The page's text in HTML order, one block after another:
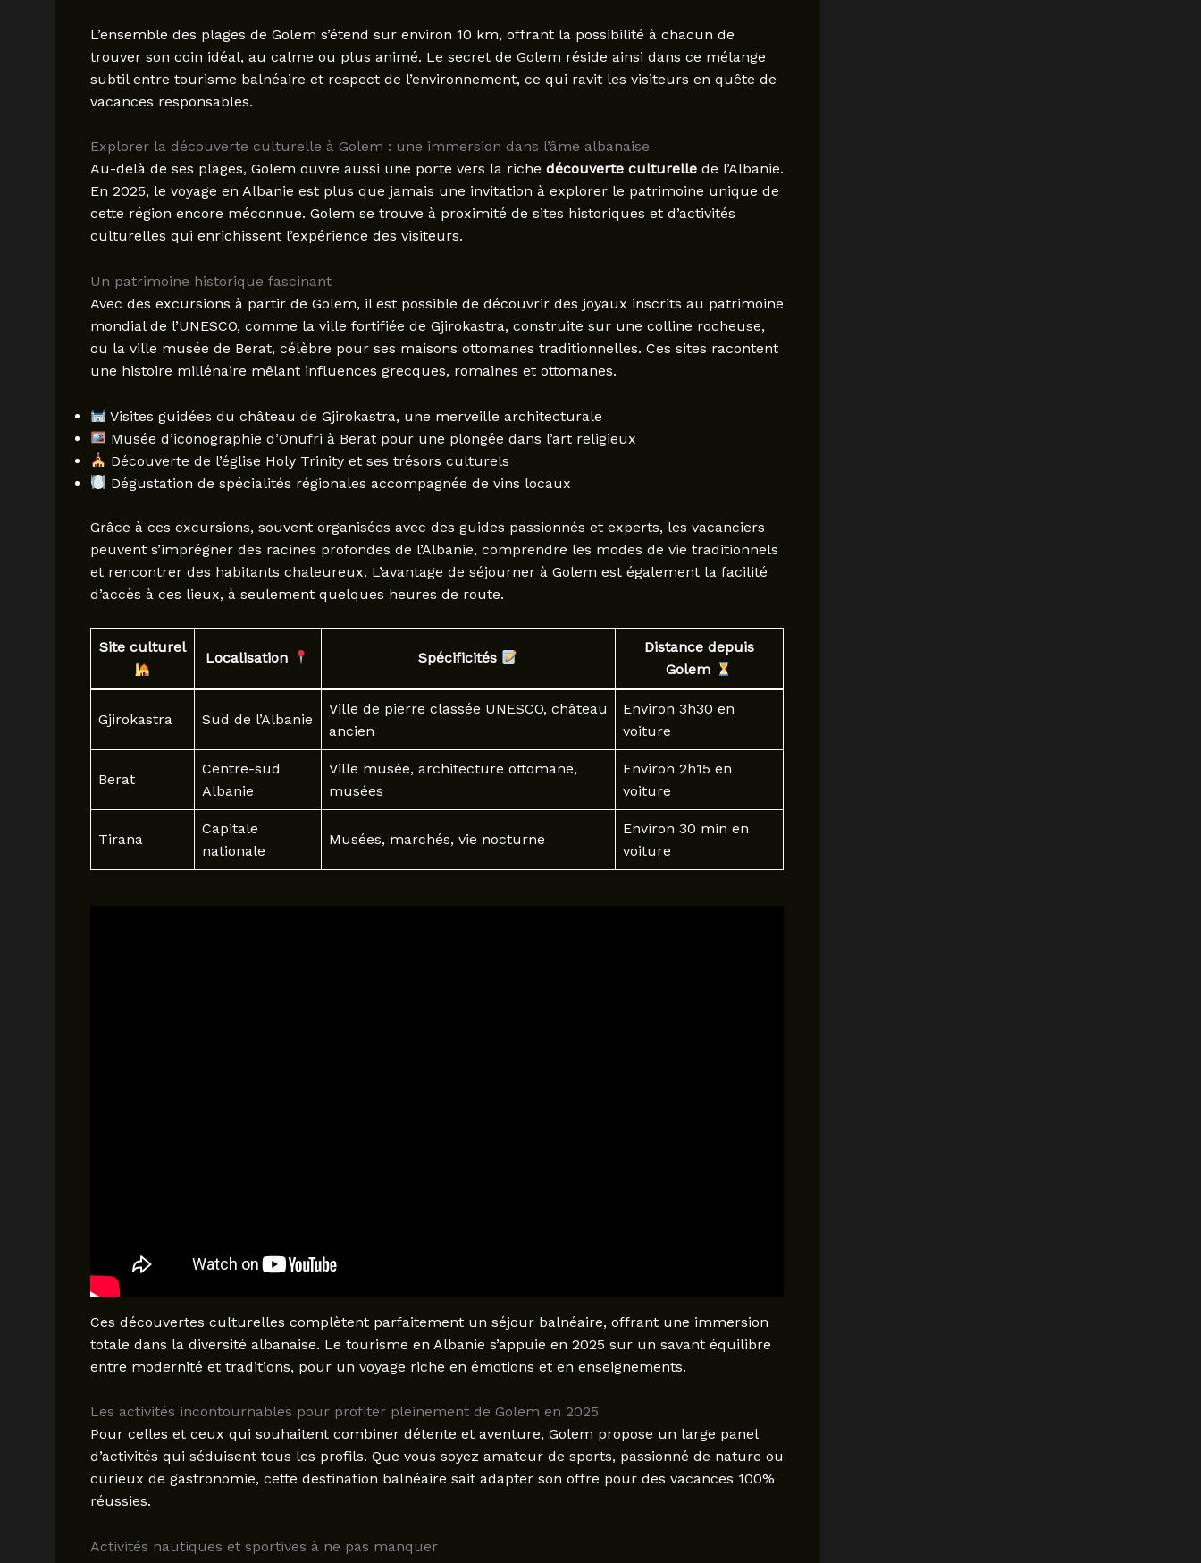
L’ensemble des plages de Golem s’étend sur environ 10 km, offrant la possibilité à chacun de
trouver son coin idéal, au calme ou plus animé. Le secret de Golem réside ainsi dans ce mélange
subtil entre tourisme balnéaire et respect de l’environnement, ce qui ravit les visiteurs en quête de
vacances responsables.
Explorer la découverte culturelle à Golem : une immersion dans l’âme albanaise
Au-delà de ses plages, Golem ouvre aussi une porte vers la riche découverte culturellede l’Albanie.
En 2025, le voyage en Albanie est plus que jamais une invitation à explorer le patrimoine unique de
cette région encore méconnue. Golem se trouve à proximité de sites historiques et d’activités
culturelles qui enrichissent l’expérience des visiteurs.
Un patrimoine historique fascinant
Avec des excursions à partir de Golem, il est possible de découvrir des joyaux inscrits au patrimoine
mondial de l’UNESCO, comme la ville fortifiée de Gjirokastra, construite sur une colline rocheuse,
ou la ville musée de Berat, célèbre pour ses maisons ottomanes traditionnelles. Ces sites racontent
une histoire millénaire mêlant influences grecques, romaines et ottomanes.
Visites guidées du château de Gjirokastra, une merveille architecturale
Musée d’iconographie d’Onufri à Berat pour une plongée dans l’art religieux
Découverte de l’église Holy Trinity et ses trésors culturels
Dégustation de spécialités régionales accompagnée de vins locaux
Grâce à ces excursions, souvent organisées avec des guides passionnés et experts, les vacanciers
peuvent s’imprégner des racines profondes de l’Albanie, comprendre les modes de vie traditionnels
et rencontrer des habitants chaleureux. L’avantage de séjourner à Golem est également la facilité
d’accès à ces lieux, à seulement quelques heures de route.
Site culturel
Localisation Spécificités
Distance depuis
Golem
Gjirokastra Sud de l’Albanie
Ville de pierre classée UNESCO, château
ancien
Environ 3h30 en
voiture
Berat
Centre-sud
Albanie
Ville musée, architecture ottomane,
musées
Environ 2h15 en
voiture
Tirana
Capitale
nationale
Musées, marchés, vie nocturne
Environ 30 min en
voiture
Ces découvertes culturelles complètent parfaitement un séjour balnéaire, offrant une immersion
totale dans la diversité albanaise. Le tourisme en Albanie s’appuie en 2025 sur un savant équilibre
entre modernité et traditions, pour un voyage riche en émotions et en enseignements.
Les activités incontournables pour profiter pleinement de Golem en 2025
Pour celles et ceux qui souhaitent combiner détente et aventure, Golem propose un large panel
d’activités qui séduisent tous les profils. Que vous soyez amateur de sports, passionné de nature ou
curieux de gastronomie, cette destination balnéaire sait adapter son offre pour des vacances 100%
réussies.
Activités nautiques et sportives à ne pas manquer